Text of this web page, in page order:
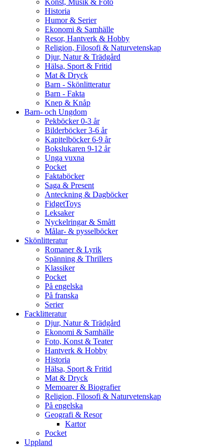
Historia
Humor & Serier
Ekonomi & Samhälle
Resor, Hantverk & Hobby
Religion, Filosofi & Naturvetenskap
Djur, Natur & Trädgård
Hälsa, Sport & Fritid
Mat & Dryck
Barn - Skönlitteratur
Barn - Fakta
Knep & Knåp
Barn- och Ungdom
Pekböcker 0-3 år
Bilderböcker 3-6 år
Kapitelböcker 6-9 år
Bokslukaren 9-12 år
Unga vuxna
Pocket
Faktaböcker
Saga & Present
Anteckning & Dagböcker
FidgetToys
Leksaker
Nyckelringar & Smått
Målar- & pysselböcker
Skönlitteratur
Romaner & Lyrik
Spänning & Thrillers
Klassiker
Pocket
På engelska
På franska
Serier
Facklitteratur
Djur, Natur & Trädgård
Ekonomi & Samhälle
Foto, Konst & Teater
Hantverk & Hobby
Historia
Hälsa, Sport & Fritid
Mat & Dryck
Memoarer & Biografier
Religion, Filosofi & Naturvetenskap
På engelska
Geografi & Resor
Kartor
Pocket
Uppland